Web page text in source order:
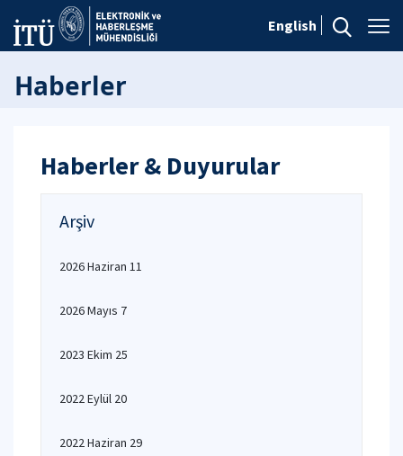
English
Haberler
Haberler & Duyurular
Arşiv
2026 Haziran 11
2026 Mayıs 7
2023 Ekim 25
2022 Eylül 20
2022 Haziran 29